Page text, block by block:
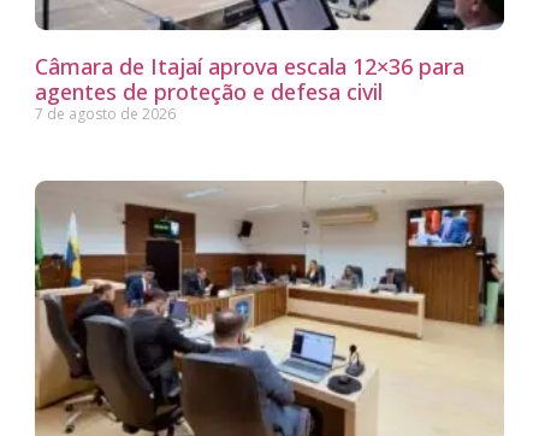
Câmara de Itajaí aprova escala 12×36 para
agentes de proteção e defesa civil
7 de agosto de 2026